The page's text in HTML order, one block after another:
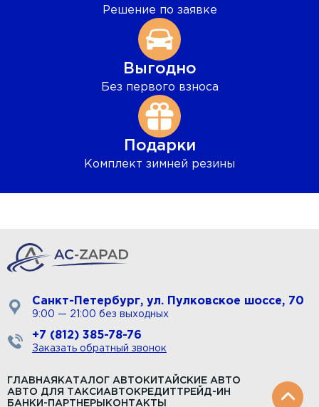
Решение по заявке
Выгодно
Без первого взноса
Подарки
Комплект зимней резины
Санкт-Петербург, ул. Пулковское шоссе, 70
9:00 — 21:00 без выходных
+7 (812) 385-78-76
Заказать обратный звонок
ГЛАВНАЯ КАТАЛОГ АВТО КИТАЙСКИЕ АВТО
АВТО ДЛЯ ТАКСИ АВТОКРЕДИТТРЕЙД-ИН
БАНКИ-ПАРТНЕРЫ КОНТАКТЫ